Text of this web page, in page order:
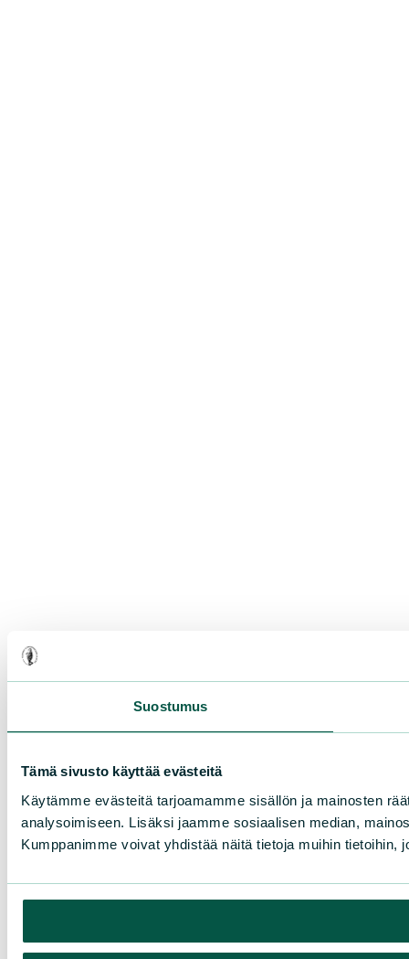
Suostumus
Tämä sivusto käyttää evästeitä
Käytämme evästeitä tarjoamamme sisällön ja mainosten
analysoimiseen. Lisäksi jaamme sosiaalisen median,
Kumppanimme voivat yhdistää näitä tietoja muihin tietoihin,